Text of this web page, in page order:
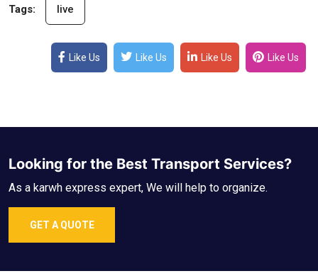
Tags: live
Like Us Like Us Like Us Like Us
Looking for the Best Transport Services?
As a karwh express expert, We will help to organize.
GET A QUOTE